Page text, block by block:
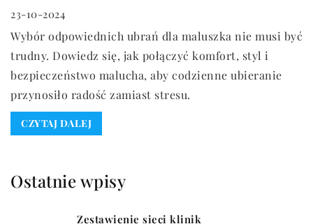
23-10-2024
Wybór odpowiednich ubrań dla maluszka nie musi być
trudny. Dowiedz się, jak połączyć komfort, styl i
bezpieczeństwo malucha, aby codzienne ubieranie
przynosiło radość zamiast stresu.
CZYTAJ DALEJ
Ostatnie wpisy
Zestawienie sieci klinik